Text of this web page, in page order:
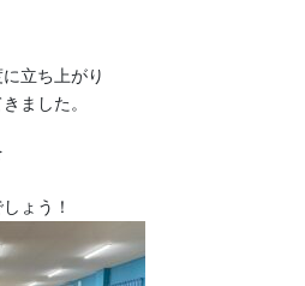
立ち上がり
ました。
ょう！